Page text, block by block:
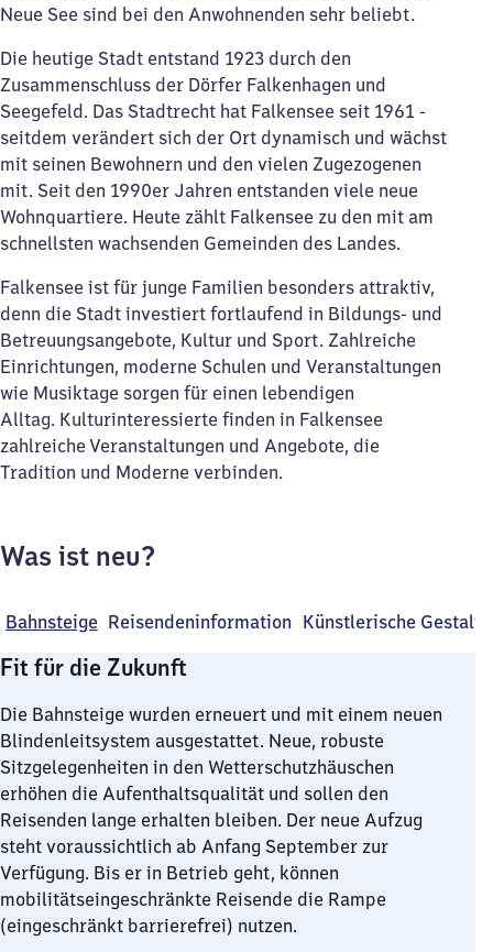
Neue See sind bei den Anwohnenden sehr beliebt.
Die heutige Stadt entstand 1923 durch den
Zusammenschluss der Dörfer Falkenhagen und
Seegefeld. Das Stadtrecht hat Falkensee seit 1961 -
seitdem verändert sich der Ort dynamisch und wächst
mit seinen Bewohnern und den vielen Zugezogenen
mit. Seit den 1990er Jahren entstanden viele neue
Wohnquartiere. Heute zählt Falkensee zu den mit am
schnellsten wachsenden Gemeinden des Landes.
Falkensee ist für junge Familien besonders attraktiv,
denn die Stadt investiert fortlaufend in Bildungs- und
Betreuungsangebote, Kultur und Sport. Zahlreiche
Einrichtungen, moderne Schulen und Veranstaltungen
wie Musiktage sorgen für einen lebendigen
Alltag. Kulturinteressierte finden in Falkensee
zahlreiche Veranstaltungen und Angebote, die
Tradition und Moderne verbinden.
Was ist neu?
Bahnsteige Reisendeninformation Künstlerische
Fit für die Zukunft
Die Bahnsteige wurden erneuert und mit einem neuen
Blindenleitsystem ausgestattet. Neue, robuste
Sitzgelegenheiten in den Wetterschutzhäuschen
erhöhen die Aufenthaltsqualität und sollen den
Reisenden lange erhalten bleiben. Der neue Aufzug
steht voraussichtlich ab Anfang September zur
Verfügung. Bis er in Betrieb geht, können
mobilitätseingeschränkte Reisende die Rampe
(eingeschränkt barrierefrei) nutzen.